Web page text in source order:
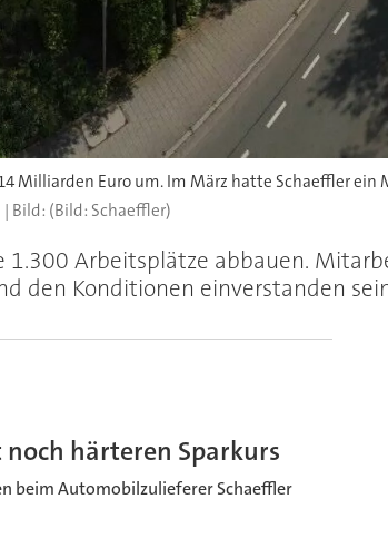
Milliarden Euro um. Im März hatte Schaeffler
(Bild: Schaeffler)
Arbeitsplätze abbauen.
den Konditionen einverstanden
härteren Sparkurs
beim Automobilzulieferer Schaeffler